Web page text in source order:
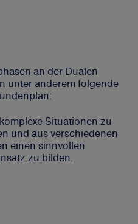
an der Dualen
unter anderem folgende
Situationen zu
und aus verschiedenen
einen sinnvollen
zu bilden.